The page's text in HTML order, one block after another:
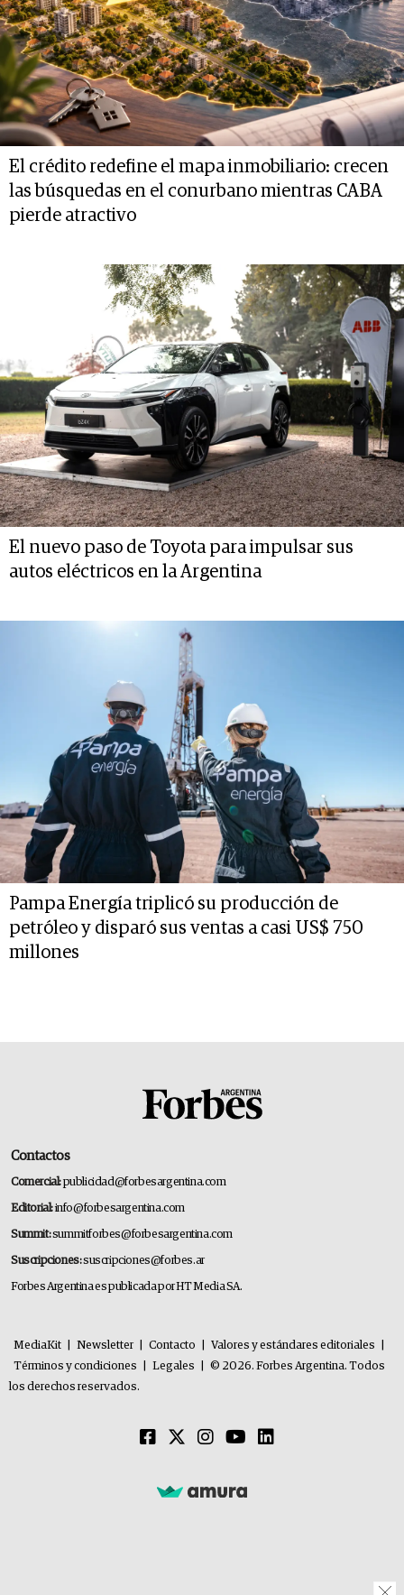
El crédito redefine el mapa inmobiliario: crecen
las búsquedas en el conurbano mientras CABA
pierde atractivo
El nuevo paso de Toyota para impulsar sus
autos eléctricos en la Argentina
Pampa Energía triplicó su producción de
petróleo y disparó sus ventas a casi US$ 750
millones
Contactos
Comercial:publicidad@forbesargentina.com
Editorial:info@forbesargentina.com
Summit:summitforbes@forbesargentina.com
Suscripciones:suscripciones@forbes.ar
Forbes Argentina es publicada por HT Media SA.
MediaKit Newsletter Contacto Valores y estándares editoriales
Términos y condiciones
Legales
© 2026. Forbes Argentina. Todos
los derechos reservados.